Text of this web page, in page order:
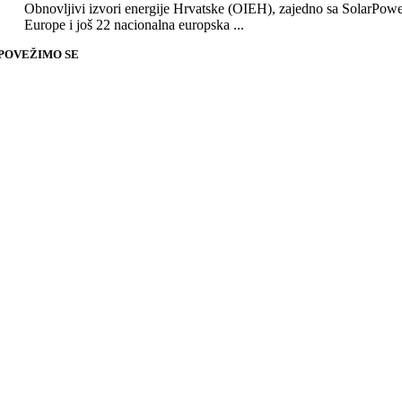
Obnovljivi izvori energije Hrvatske (OIEH), zajedno sa
Europe i još 22 nacionalna europska ...
SE